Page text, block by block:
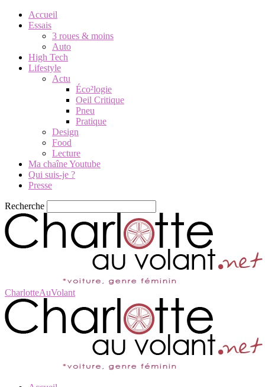
Accueil
Essais
3 roues & moins
Auto
High Tech
Lifestyle
Actu
Éco²logie
Oeil Critique
Pneu
Pratique
Design
Food
Lecture
Ma chaîne Youtube
Qui suis-je ?
Presse
Recherche
CharlotteAuVolant